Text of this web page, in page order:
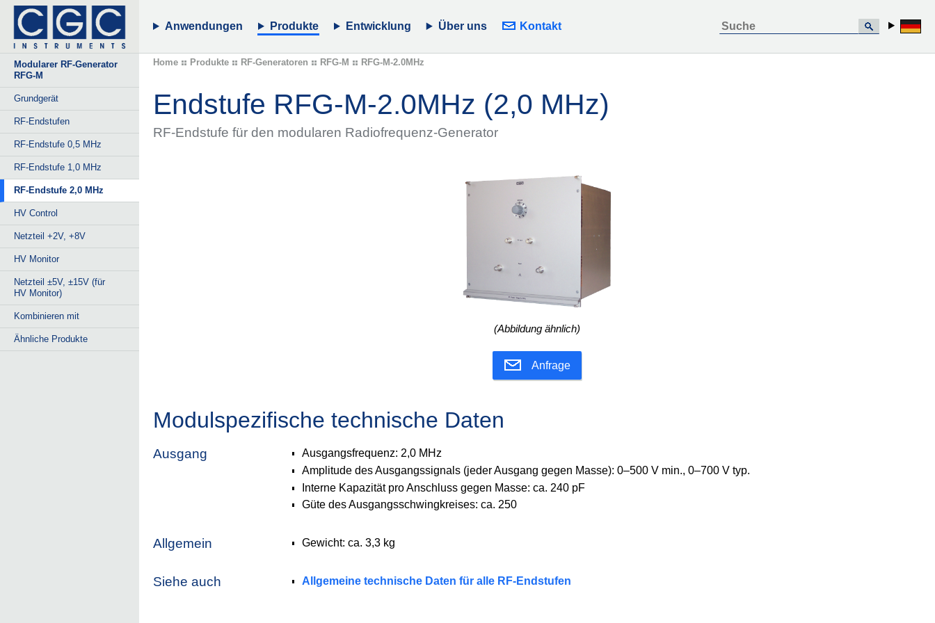
Anwendungen Produkte Entwicklung Über uns Kontakt
Modularer RF-Generator
RFG-M
Grundgerät
RF-Endstufen
RF-Endstufe 0,5 MHz
RF-Endstufe 1,0 MHz
RF-Endstufe 2,0 MHz
HV Control
Netzteil +2V, +8V
HV Monitor
Netzteil ±5V, ±15V (für
HV Monitor)
Kombinieren mit
Ähnliche Produkte
Home Produkte RF-Generatoren RFG-M RFG-M-2.0MHz
Endstufe RFG-M-2.0MHz (2,0 MHz)
RF-Endstufe für den modularen Radiofrequenz-Generator
(Abbildung ähnlich)
Anfrage
Modulspezifische technische Daten
Ausgang
Ausgangsfrequenz: 2,0 MHz
Amplitude des Ausgangssignals (jeder Ausgang gegen Masse): 0–500 V min., 0–700 V typ.
Interne Kapazität pro Anschluss gegen Masse: ca. 240 pF
Güte des Ausgangsschwingkreises: ca. 250
Allgemein Gewicht: ca. 3,3 kg
Siehe auch Allgemeine technische Daten für alle RF-Endstufen